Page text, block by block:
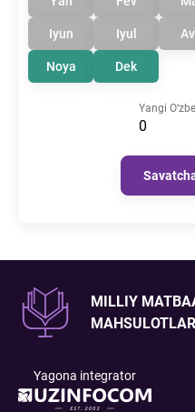
Iyun Iyul
Noya Dek
Yangi
0
MILLIY
Yagona integrator